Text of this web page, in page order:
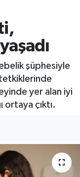
şüphesiyle
tetkiklerinde
yer alan iyi
ortaya çıktı.